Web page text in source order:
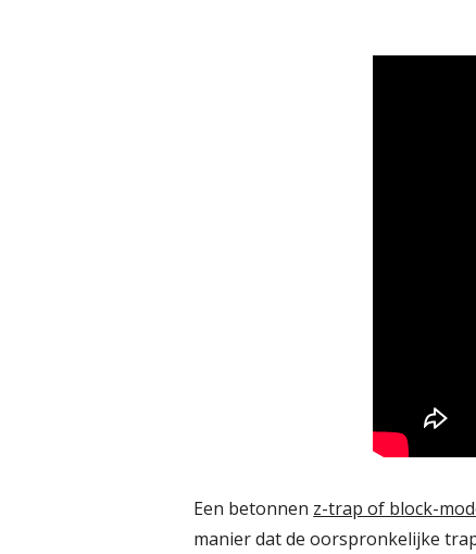
Een betonnen z-trap of block-
manier dat de oorspronkelijke